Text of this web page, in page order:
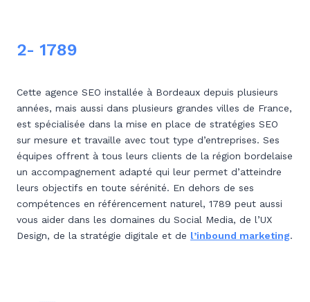
2- 1789
Cette agence SEO installée à Bordeaux depuis plusieurs
années, mais aussi dans plusieurs grandes villes de France,
est spécialisée dans la mise en place de stratégies SEO
sur mesure et travaille avec tout type d’entreprises. Ses
équipes offrent à tous leurs clients de la région bordelaise
un accompagnement adapté qui leur permet d’atteindre
leurs objectifs en toute sérénité. En dehors de ses
compétences en référencement naturel, 1789 peut aussi
vous aider dans les domaines du Social Media, de l’UX
Design, de la stratégie digitale et de l’inbound marketing.